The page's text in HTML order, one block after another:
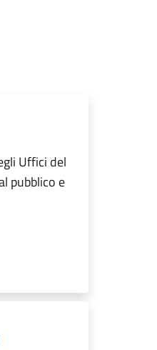
Uffici del
pubblico e